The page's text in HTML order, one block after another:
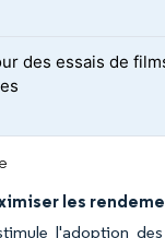
des essais de
les
l'adoption